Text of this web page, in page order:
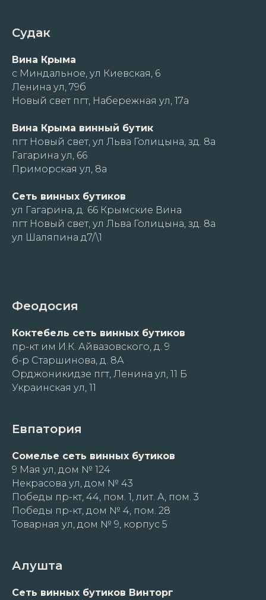
Судак
Вина Крыма
с Миндальное, ул Киевская, 6
Ленина ул, 79б
Новый свет пгт, Набережная ул, 17а
Вина Крыма винный бутик
пгт Новый свет, ул Льва Голицына, зд. 8а
Гагарина ул, 66
Приморская ул, 8а
Сеть винных бутиков
ул Гагарина, д. 66 Крымские Вина
пгт Новый свет, ул Льва Голицына, зд. 8а
ул Шаляпина д7/\1
Феодосия
Коктебель сеть винных бутиков
пр-кт им И.К. Айвазовского, д. 9
б-р Старшинова, д. 8А
Орджоникидзе пгт, Ленина ул, 11 Б
Украинская ул, 11
Евпатория
Сомелье сеть винных бутиков
9 Мая ул, дом № 124
Некрасова ул, дом № 43
Победы пр-кт, 44, пом. 1, лит. А, пом. 3
Победы пр-кт, дом № 4, пом. 28
Товарная ул, дом № 9, корпус 5
Алушта
Сеть винных бутиков Винторг